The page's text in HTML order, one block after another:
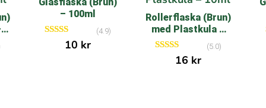
– 100ml
Betygsatt
4.86
(4.9)
10 kr
Rollerflaska (Brun)
med Plastkula –
10ml
Betygsatt
5.00
(5.0)
16 kr